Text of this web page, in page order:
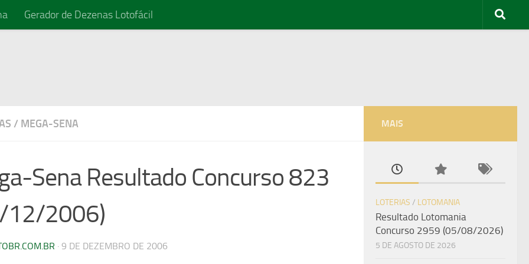
Gerador de Dezenas Lotofácil
/ MEGA-SENA
Sena Resultado Concurso 823
12/2006)
· 9 DE DEZEMBRO DE 2006
MAIS
LOTERIAS / LOTOMANIA
Resultado Lotomania
Concurso 2959 (05/08/2026)
5 DE AGOSTO DE 2026